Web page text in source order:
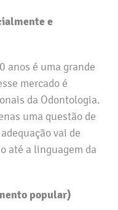
e
anos é uma grande
mercado é
da Odontologia.
uma questão de
vai de
até a linguagem da
popular)